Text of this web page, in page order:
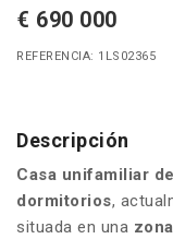
€ 690 000
REFERENCIA: 1LS02365
Descripción
Casa unifamiliar
dormitorios,
situada en una